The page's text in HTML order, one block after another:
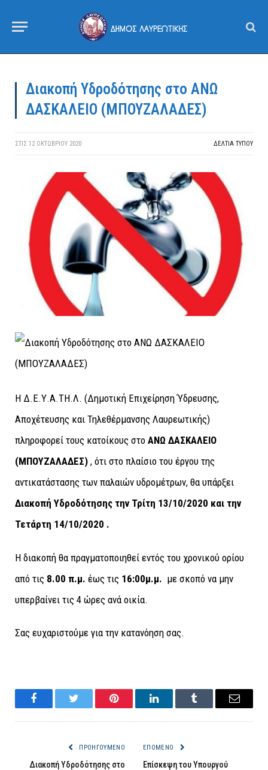
Διακοπή Υδροδότησης στo ΑΝΩ
ΔΑΣΚΑΛΕΙΟ (ΜΠΟΥΖΑΛΑΔΕΣ)
ΣΤΙΣ 12 ΟΚΤΩΒΡΊΟΥ 2020 ΔΕΛΤΙΑ ΤΥΠΟΥ
Η Δ.Ε.Υ.Α.ΤΗ.Λ. (Δημοτική Επιχείρηση Ύδρευσης,
Αποχέτευσης και Τηλεθέρμανσης Λαυρεωτικής)
πληροφορεί τους κατοίκους στο ΑΝΩ ΔΑΣΚΑΛΕΙΟ
(ΜΠΟΥΖΑΛΑΔΕΣ) , ότι στο πλαίσιο του έργου της
αντικατάστασης των παλαιών υδρομέτρων, θα υπάρξει
Διακοπή Υδροδότησης την Τρίτη 13/10/2020 και την
Τετάρτη 14/10/2020 .
Η διακοπή θα πραγματοποιηθεί εντός του χρονικού ορίου
από τις 8.00 π.μ. έως τις 16:00μ.μ. με σκοπό να μην
υπερβαίνει τις 4 ώρες ανά οικία.
Σας ευχαριστούμε για την κατανόηση σας.
FacebookTwitter Pinterest LinkedInTumblr Email
ΠΡΟΗΓΟΎΜΕΝΟ
Διακοπή Υδροδότησης στo
ΕΠΌΜΕΝΟ
Επίσκεψη του Υπουργού